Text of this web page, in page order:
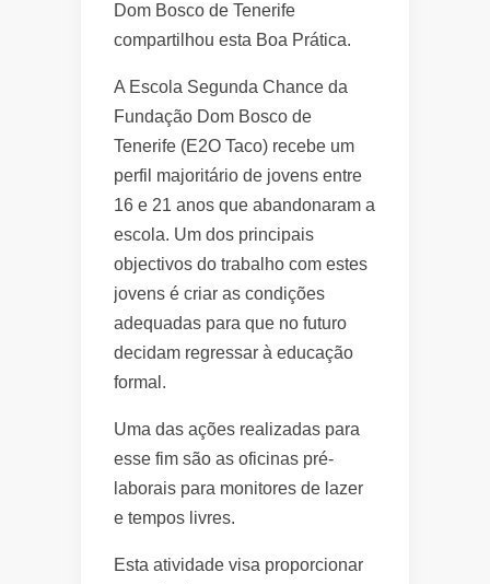
Dom Bosco de Tenerife
compartilhou esta Boa Prática.
A Escola Segunda Chance da
Fundação Dom Bosco de
Tenerife (E2O Taco) recebe um
perfil majoritário de jovens entre
16 e 21 anos que abandonaram a
escola. Um dos principais
objectivos do trabalho com estes
jovens é criar as condições
adequadas para que no futuro
decidam regressar à educação
formal.
Uma das ações realizadas para
esse fim são as oficinas pré-
laborais para monitores de lazer
e tempos livres.
Esta atividade visa proporcionar